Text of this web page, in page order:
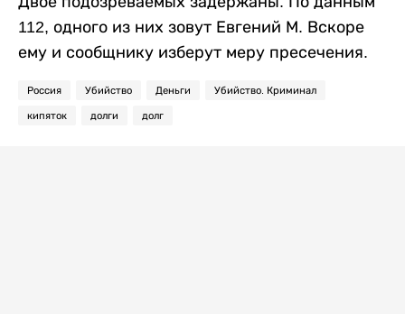
112, одного из них зовут Евгений М. Вскоре
ему и сообщнику изберут меру пресечения.
Россия Убийство Деньги Убийство. Криминал
кипяток долги долг